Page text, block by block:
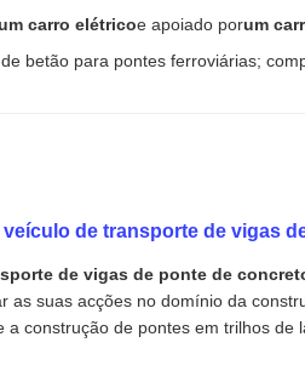
carro elétricoe apoiado porum
betão para pontes ferroviárias;
de transporte de vigas
de vigas de ponte de
as suas acções no domínio da
construção de pontes em trilhos de